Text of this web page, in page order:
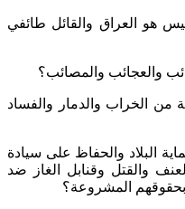
هو العراق والقائل طائفي
والعجائب والمصائب؟
من الخراب والدمار والفساد
البلاد والحفاظ على سيادة
والقتل وقنابل الغاز ضد
بحقوقهم المشروعة؟